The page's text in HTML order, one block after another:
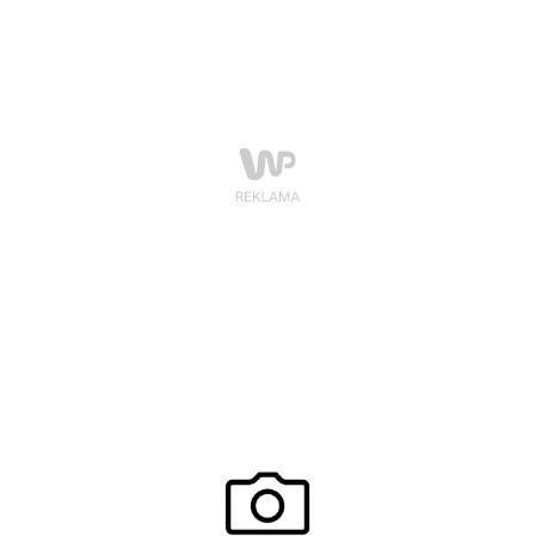
otworzyła Pani Prezydent miasta stołecznego
Warszawy – Hanna Gronkiewicz-Waltz, której
pojawienie się na Kongresie wywołało duże